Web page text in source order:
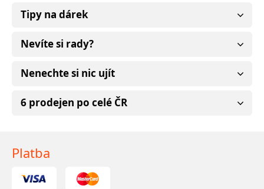
Tipy na dárek
Nevíte si rady?
Nenechte si nic ujít
6 prodejen po celé ČR
Platba